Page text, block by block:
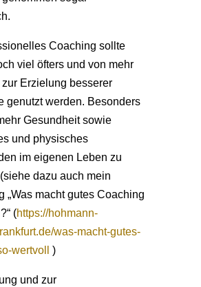
Coaching sollte
viel öfters und von mehr
Erzielung besserer
genutzt werden. Besonders
Gesundheit sowie
und physisches
im eigenen Leben zu
dazu auch mein
„Was macht gutes Coaching
(https://hohmann-
was-macht-gutes-
wertvoll )
und zur